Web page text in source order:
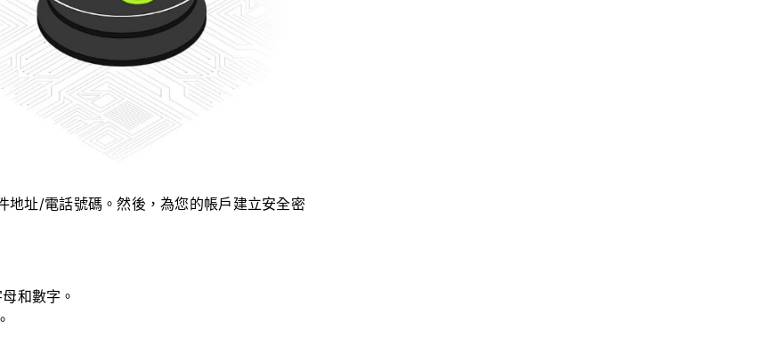
地址/電話號碼。然後，為您的帳戶建立安全密
和數字。